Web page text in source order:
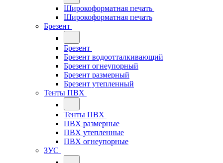
Широкоформатная печать
Широкоформатная печать
Брезент
Брезент
Брезент водоотталкивающий
Брезент огнеупорный
Брезент размерный
Брезент утепленный
Тенты ПВХ
Тенты ПВХ
ПВХ размерные
ПВХ утепленные
ПВХ огнеупорные
ЗУС